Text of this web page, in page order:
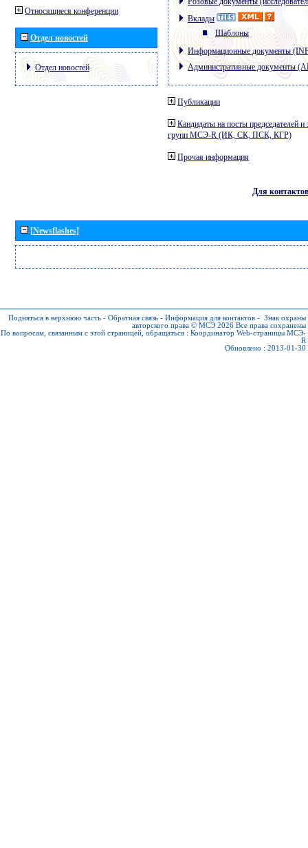
Относящиеся конференции
Отдел новостей
Отдел новостей
Вклады
Шаблоны
Информационные документы
Административные документы
Публикации
Кандидаты на посты председателей и
групп МСЭ-R (ИК, СК, ПСК, КГР)
Прочая информация
Для контактов
[Newsflashes]
Подняться в верхнюю часть - Обратная связь - Информация для контактов - Знак охраны
авторского права © МСЭ 2026 Все права сохранены
По вопросам, связанным с этой страницей, обращаться : Координатор Web-страницы МСЭ-
R
Обновлено : 2013-01-30